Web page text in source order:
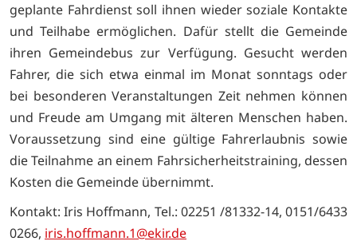
geplante Fahrdienst soll ihnen wieder soziale Kontakte
und Teilhabe ermöglichen. Dafür stellt die Gemeinde
ihren Gemeindebus zur Verfügung. Gesucht werden
Fahrer, die sich etwa einmal im Monat sonntags oder
bei besonderen Veranstaltungen Zeit nehmen können
und Freude am Umgang mit älteren Menschen haben.
Voraussetzung sind eine gültige Fahrerlaubnis sowie
die Teilnahme an einem Fahrsicherheitstraining, dessen
Kosten die Gemeinde übernimmt.
Kontakt: Iris Hoffmann, Tel.: 02251 /81332-14, 0151/6433
0266, iris.hoffmann.1@ekir.de